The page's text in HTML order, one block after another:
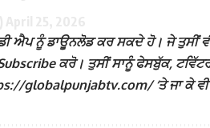
ਐਪ ਨੂੰ ਡਾਊਨਲੋਡ ਕਰ ਸਕਦੇ ਹੋ। ਜੇ ਤੁਸੀਂ
ਕਰੋ। ਤੁਸੀਂ ਸਾਨੂੰ ਫੇਸਬੁੱਕ,
globalpunjabtv.com/ ‘ਤੇ ਜਾ ਕੇ